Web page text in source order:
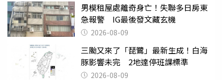
男模租屋處離奇身亡！失聯多日房東
急報警 IG最後發文藏玄機
2026-08-09
三颱又來了「琵鷺」最新生成！白海
豚影響未完 2地達停班課標準
2026-08-09